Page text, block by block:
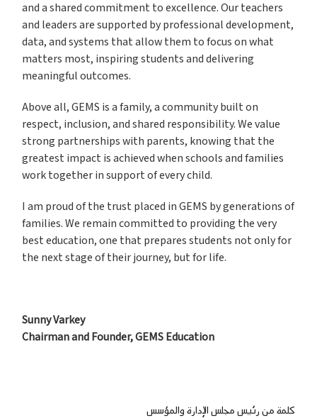
and a shared commitment to excellence. Our teachers
and leaders are supported by professional development,
data, and systems that allow them to focus on what
matters most, inspiring students and delivering
meaningful outcomes.
Above all, GEMS is a family, a community built on
respect, inclusion, and shared responsibility. We value
strong partnerships with parents, knowing that the
greatest impact is achieved when schools and families
work together in support of every child.
I am proud of the trust placed in GEMS by generations of
families. We remain committed to providing the very
best education, one that prepares students not only for
the next stage of their journey, but for life.
Sunny Varkey
Chairman and Founder, GEMS Education
كلمة من رئيس مجلس الإدارة والمؤسس